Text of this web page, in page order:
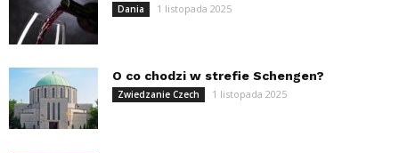
Dania 1 listopada 2025
O co chodzi w strefie Schengen?
Zwiedzanie Czech 1 listopada 2025